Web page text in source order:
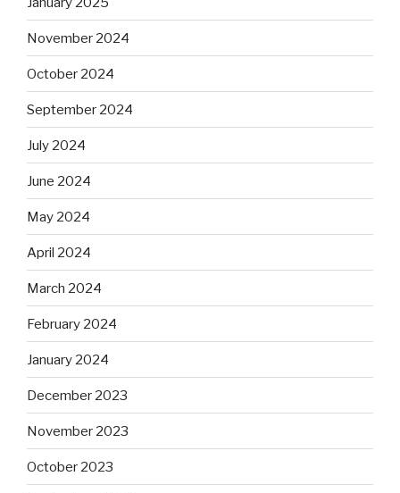
November 2024
October 2024
September 2024
July 2024
June 2024
May 2024
April 2024
March 2024
February 2024
January 2024
December 2023
November 2023
October 2023